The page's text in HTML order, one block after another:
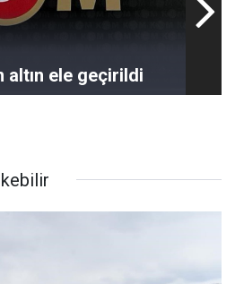
altın ele geçirildi